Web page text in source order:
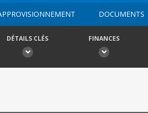
DOCUMENTS
DÉTAILS CLÉS FINANCES